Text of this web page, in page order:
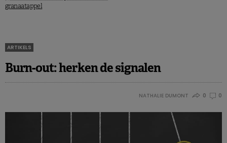
granaatappel
ARTIKELS
Burn-out: herken de signalen
NATHALIE DUMONT 0 0